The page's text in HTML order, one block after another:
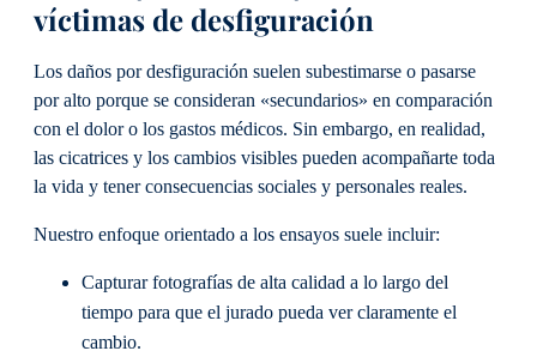
víctimas de desfiguración
Los daños por desfiguración suelen subestimarse o pasarse
por alto porque se consideran «secundarios» en comparación
con el dolor o los gastos médicos. Sin embargo, en realidad,
las cicatrices y los cambios visibles pueden acompañarte toda
la vida y tener consecuencias sociales y personales reales.
Nuestro enfoque orientado a los ensayos suele incluir:
Capturar fotografías de alta calidad a lo largo del
tiempo para que el jurado pueda ver claramente el
cambio.